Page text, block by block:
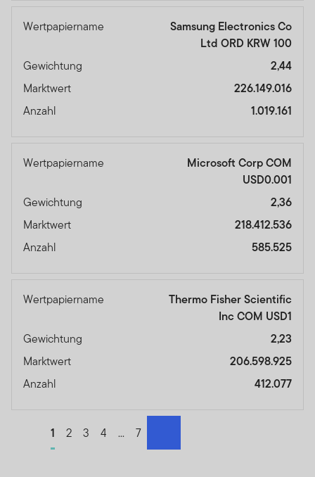
Wertpapiername
Samsung Electronics Co
Ltd ORD KRW 100
Gewichtung
2,44
Marktwert
226.149.016
Anzahl
1.019.161
Wertpapiername
Microsoft Corp COM
USD0.001
Gewichtung
2,36
Marktwert
218.412.536
Anzahl
585.525
Wertpapiername
Thermo Fisher Scientific
Inc COM USD1
Gewichtung
2,23
Marktwert
206.598.925
Anzahl
412.077
Go to page
1 Go to page
2 Go to page
3 Go to page
4 Go to page
... Go to page
7